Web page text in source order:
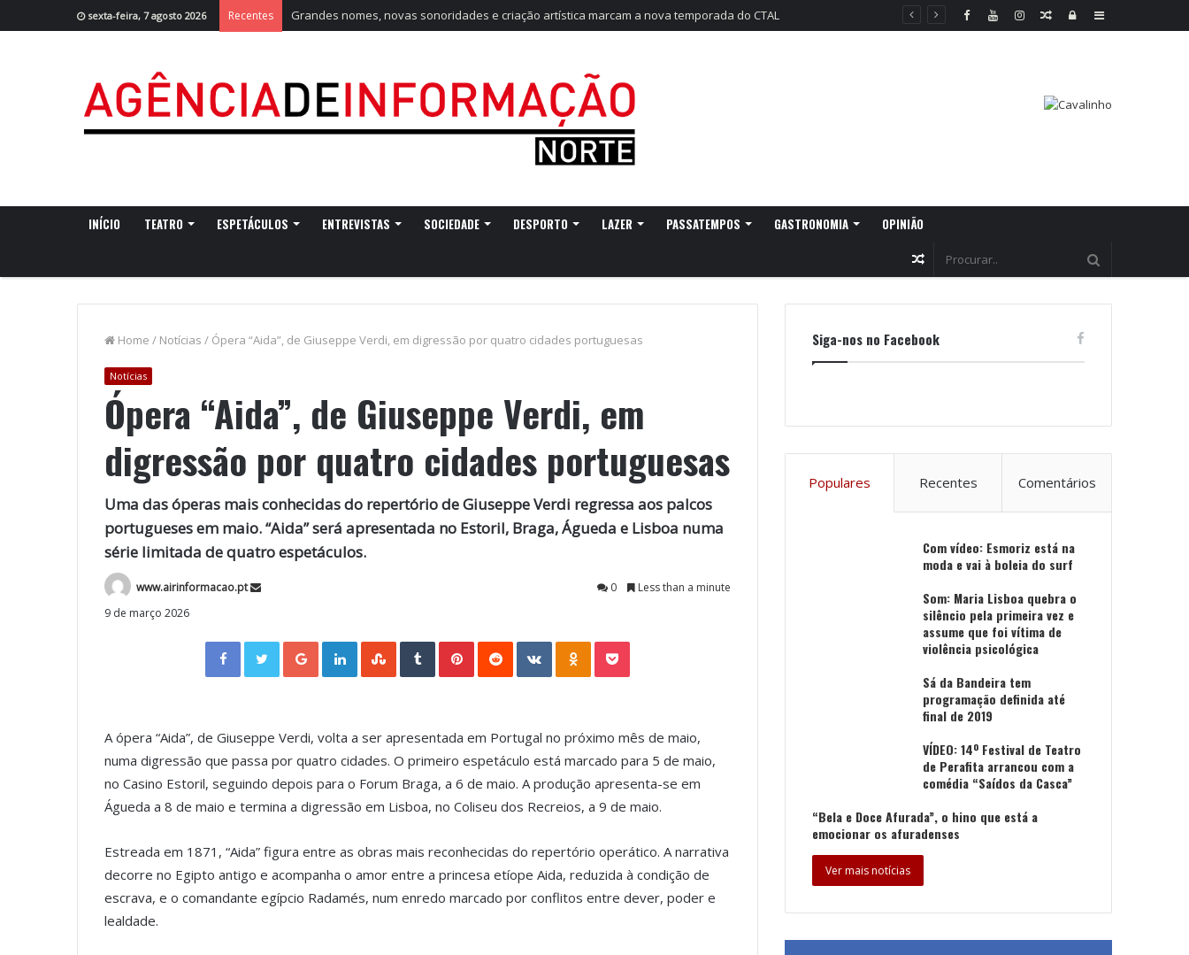
sexta-feira, 7 agosto 2026 Recentes Grandes nomes, novas sonoridades e criação artística marcam a nova temporada do CTAL Sidebar
Log
Random
INÍCIO TEATRO ESPETÁCULOS ENTREVISTAS SOCIEDADE DESPORTO LAZER PASSATEMPOS GASTRONOMIA OPINIÃO
Random
Home / Notícias / Ópera “Aida”, de Giuseppe Verdi, em digressão por quatro cidades portuguesas
Notícias
Ópera “Aida”, de Giuseppe Verdi, em
digressão por quatro cidades portuguesas
Uma das óperas mais conhecidas do repertório de Giuseppe Verdi regressa aos palcos
portugueses em maio. “Aida” será apresentada no Estoril, Braga, Águeda e Lisboa numa
série limitada de quatro espetáculos.
www.airinformacao.pt 0
Less than a minute
9 de março 2026
Facebook Twitter Google+ LinkedIn StumbleUpon Tumblr VKontakte
A ópera “Aida”, de Giuseppe Verdi, volta a ser apresentada em Portugal no próximo mês de maio,
numa digressão que passa por quatro cidades. O primeiro espetáculo está marcado para 5 de maio,
no Casino Estoril, seguindo depois para o Forum Braga, a 6 de maio. A produção apresenta-se em
Águeda a 8 de maio e termina a digressão em Lisboa, no Coliseu dos Recreios, a 9 de maio.
Estreada em 1871, “Aida” figura entre as obras mais reconhecidas do repertório operático. A narrativa
decorre no Egipto antigo e acompanha o amor entre a princesa etíope Aida, reduzida à condição de
escrava, e o comandante egípcio Radamés, num enredo marcado por conflitos entre dever, poder e
lealdade.
Siga-nos no Facebook
Populares Recentes Comentários
Com vídeo: Esmoriz está na
moda e vai à boleia do surf
Som: Maria Lisboa quebra o
silêncio pela primeira vez e
assume que foi vítima de
violência psicológica
Sá da Bandeira tem
programação definida até
final de 2019
VÍDEO: 14º Festival de Teatro
de Perafita arrancou com a
comédia “Saídos da Casca”
“Bela e Doce Afurada”, o hino que está a
emocionar os afuradenses
Ver mais notícias